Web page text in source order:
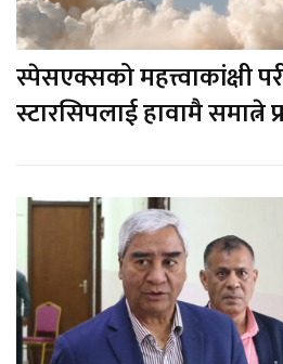
स्पेसएक्सको महत्त्वाकांक्षी
स्टारसिपलाई हावामै समात्ने